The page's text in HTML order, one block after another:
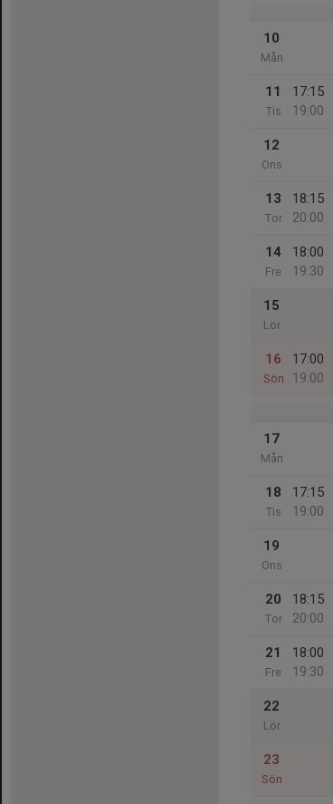
10
Mån
11
Tis
17:15
19:00
12
Ons
13
Tor
18:15
20:00
14
Fre
18:00
19:30
15
Lör
16
Sön
17:00
19:00
17
Mån
18
Tis
17:15
19:00
19
Ons
20
Tor
18:15
20:00
21
Fre
18:00
19:30
22
Lör
23
Sön